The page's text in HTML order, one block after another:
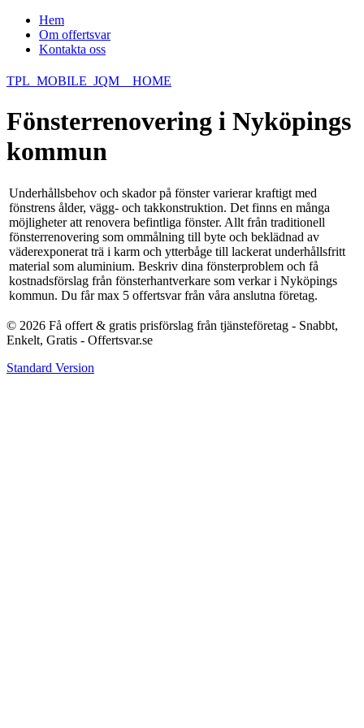
Hem
Om offertsvar
Kontakta oss
TPL_MOBILE_JQM__HOME
Fönsterrenovering i Nyköpings
kommun
Underhållsbehov och skador på fönster varierar kraftigt med
fönstrens ålder, vägg- och takkonstruktion. Det finns en många
möjligheter att renovera befintliga fönster. Allt från traditionell
fönsterrenovering som ommålning till byte och beklädnad av
väderexponerat trä i karm och ytterbåge till lackerat underhållsfritt
material som aluminium. Beskriv dina fönsterproblem och få
kostnadsförslag från fönsterhantverkare som verkar i Nyköpings
kommun. Du får max 5 offertsvar från våra anslutna företag.
© 2026 Få offert & gratis prisförslag från tjänsteföretag - Snabbt,
Enkelt, Gratis - Offertsvar.se
Standard Version